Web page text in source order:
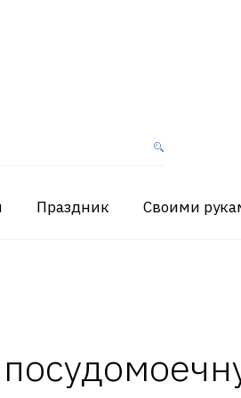
Праздник Своими